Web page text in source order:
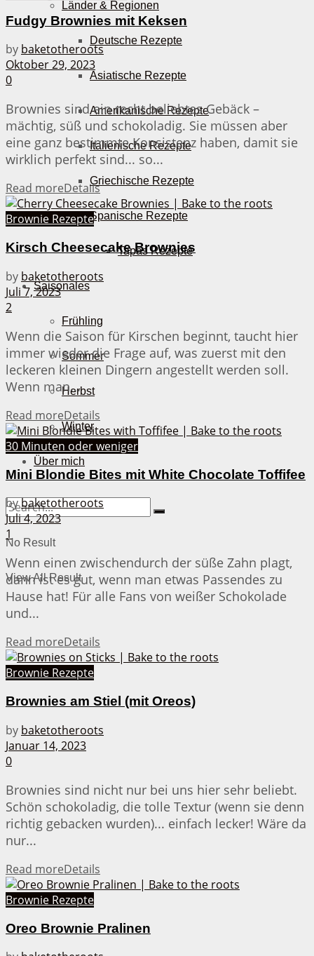
Länder & Regionen
Deutsche Rezepte
Asiatische Rezepte
Amerikanische Rezepte
Italienische Rezepte
Griechische Rezepte
Spanische Rezepte
Tapas Rezepte
Saisonales
Frühling
Sommer
Herbst
Winter
Über mich
No Result
View All Result
Fudgy Brownies mit Keksen
by baketotheroots
Oktober 29, 2023
0
Brownies sind ein recht beliebtes Gebäck –
mächtig, süß und schokoladig. Sie müssen aber
eine ganz bestimmte Konsistenz haben, damit sie
wirklich perfekt sind... so...
Read moreDetails
Brownie Rezepte
Kirsch Cheesecake Brownies
by baketotheroots
Juli 7, 2023
2
Wenn die Saison für Kirschen beginnt, taucht hier
immer wieder die Frage auf, was zuerst mit den
leckeren kleinen Dingern angestellt werden soll.
Wenn man...
Read moreDetails
30 Minuten oder weniger
Mini Blondie Bites mit White Chocolate Toffifee
bybaketotheroots
Juli 4, 2023
1
Wenn einen zwischendurch der süße Zahn plagt,
dann ist es gut, wenn man etwas Passendes zu
Hause hat! Für alle Fans von weißer Schokolade
und...
Read moreDetails
Brownie Rezepte
Brownies am Stiel (mit Oreos)
by baketotheroots
Januar 14, 2023
0
Brownies sind nicht nur bei uns hier sehr beliebt.
Schön schokoladig, die tolle Textur (wenn sie denn
richtig gebacken wurden)... einfach lecker! Wäre da
nur...
Read moreDetails
Brownie Rezepte
Oreo Brownie Pralinen